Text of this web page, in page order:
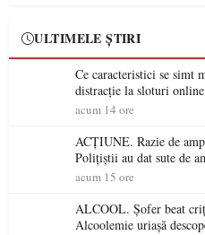
ULTIMELE ȘTIRI
Ce caracteristici se simt
distracție la sloturi
acum 14 ore
ACȚIUNE. Razie de
Polițiștii au dat sute de
permis într-o singură zi
acum 15 ore
ALCOOL. Șofer beat
Alcoolemie uriașă